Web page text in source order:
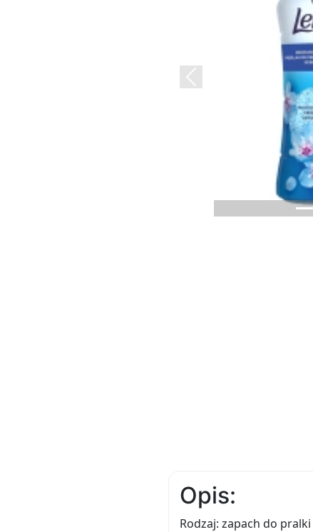
Previous
Opis:
Rodzaj: zapach do pralki